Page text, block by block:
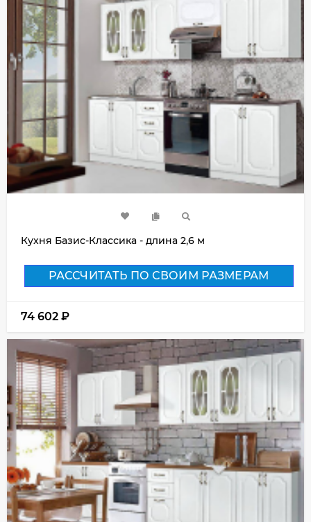
Кухня Базис-Классика - длина 2,6 м
РАССЧИТАТЬ ПО СВОИМ РАЗМЕРАМ
74 602 ₽